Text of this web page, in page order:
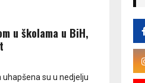
u školama u BiH,
su u nedjelju